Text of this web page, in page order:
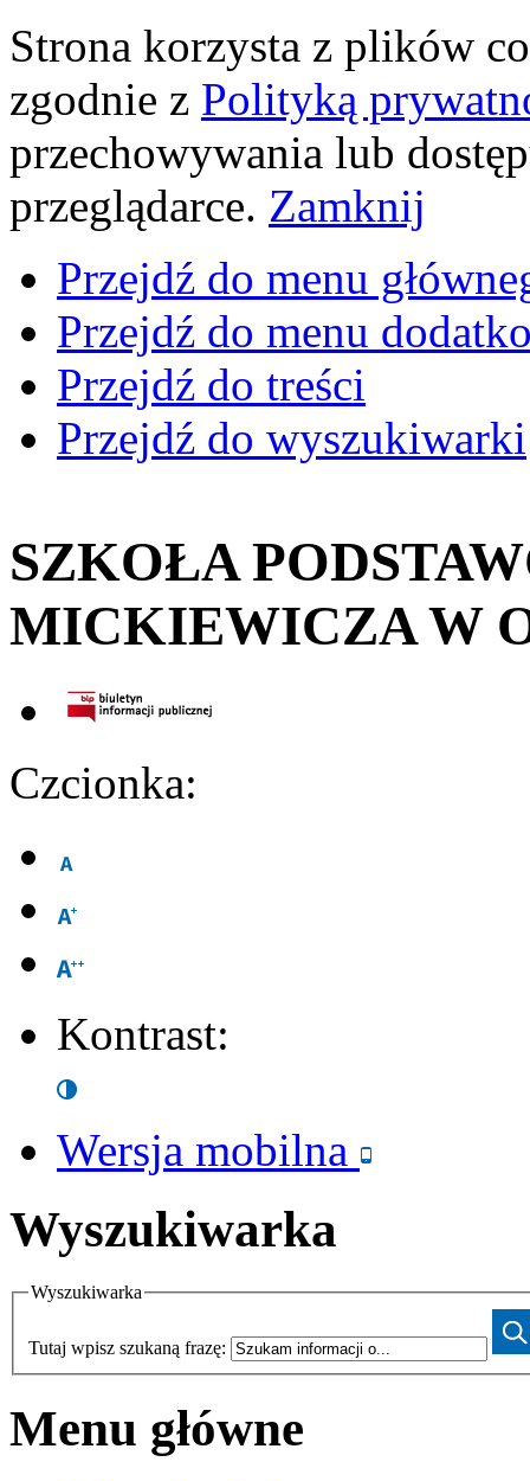
Strona korzysta z plików
zgodnie z Polityką
przechowywania lub
przeglądarce. Zamknij
Przejdź do menu
Przejdź do menu
Przejdź do treści
Przejdź do wyszukiwarki
SZKOŁA
MICKIEWICZA W
Czcionka:
Kontrast:
Wersja mobilna
Wyszukiwarka
Wyszukiwarka
Tutaj wpisz szukaną frazę:
Menu główne